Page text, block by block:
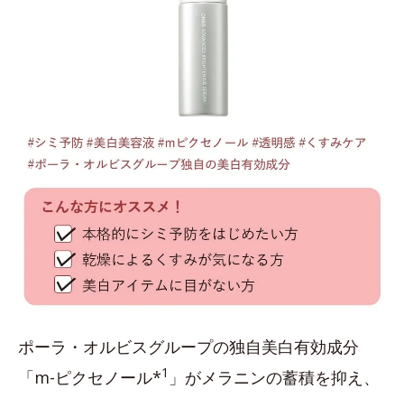
ポーラ・オルビスグループの独自美白有効成分
「m-ピクセノール*1 」がメラニンの蓄積を抑え、